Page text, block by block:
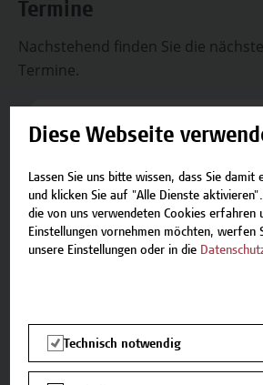
Termine
Nachstehend finden Sie die
Termine.
15.01.2027 - 19.02.2027
Kontakt
Falls Sie noch Fragen haben
Verfügung.
Team Campus Wien Academy
Diese Webseite
Lassen Sie uns bitte wissen, dass Sie damit
und klicken Sie auf "Alle Dienste
die von uns verwendeten Cookies erfahren
Einstellungen vornehmen möchten, werfen
unsere Einstellungen oder in die
Technisch notwendig